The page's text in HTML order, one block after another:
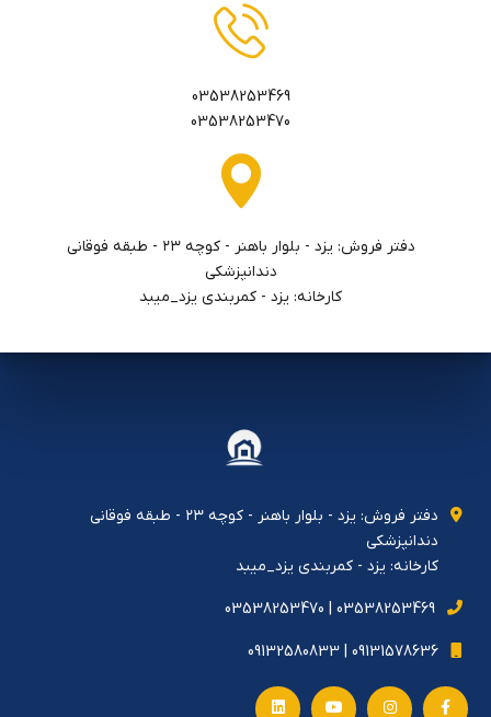
03538253469
03538253470
دفتر فروش: يزد - بلوار باهنر - كوچه ٢٣ - طبقه فوقاني
دندانپزشكي
کارخانه: یزد - کمربندی یزد_میبد
دفتر فروش: يزد - بلوار باهنر - كوچه ٢٣ - طبقه فوقاني
دندانپزشكي
کارخانه: یزد - کمربندی یزد_میبد
03538253469 | 03538253470
09131578636 | 09132580833